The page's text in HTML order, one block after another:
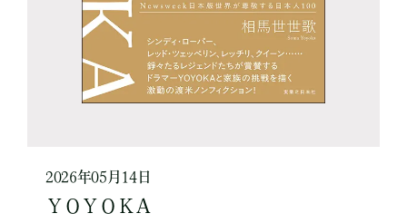
2026年05月14日
ＹＯＹＯＫＡ